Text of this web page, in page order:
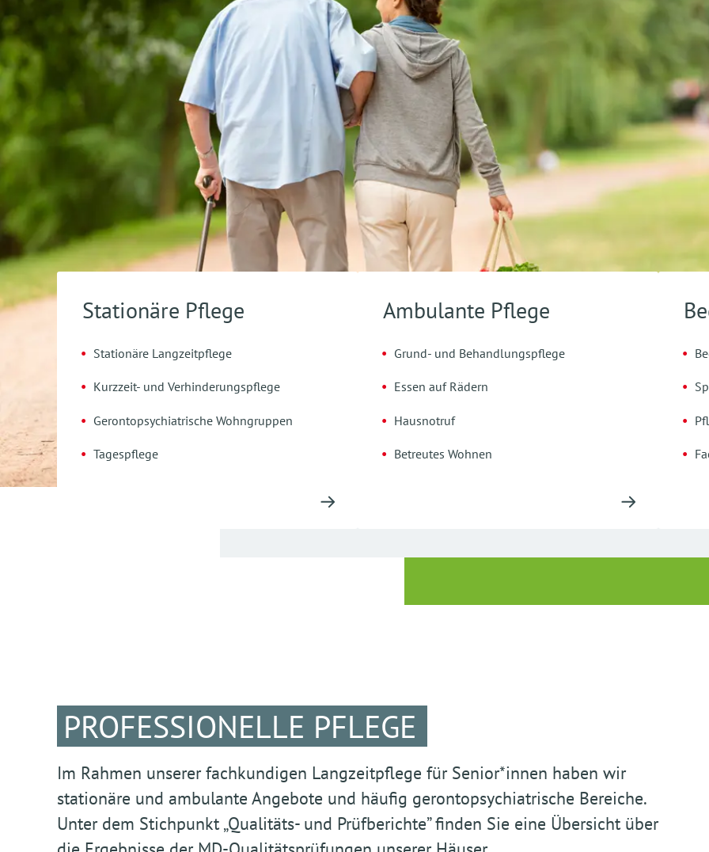
Stationäre Pflege
Stationäre Langzeitpflege
Kurzzeit- und Verhinderungspflege
Gerontopsychiatrische Wohngruppen
Tagespflege
Ambulante Pflege
Grund- und Behandlungspflege
Essen auf Rädern
Hausnotruf
Betreutes Wohnen
PROFESSIONELLE PFLEGE
Im Rahmen unserer fachkundigen Langzeitpflege für Senior*innen haben wir
stationäre und ambulante Angebote und häufig gerontopsychiatrische Bereiche.
Unter dem Stichpunkt „Qualitäts- und Prüfberichte” finden Sie eine Übersicht über